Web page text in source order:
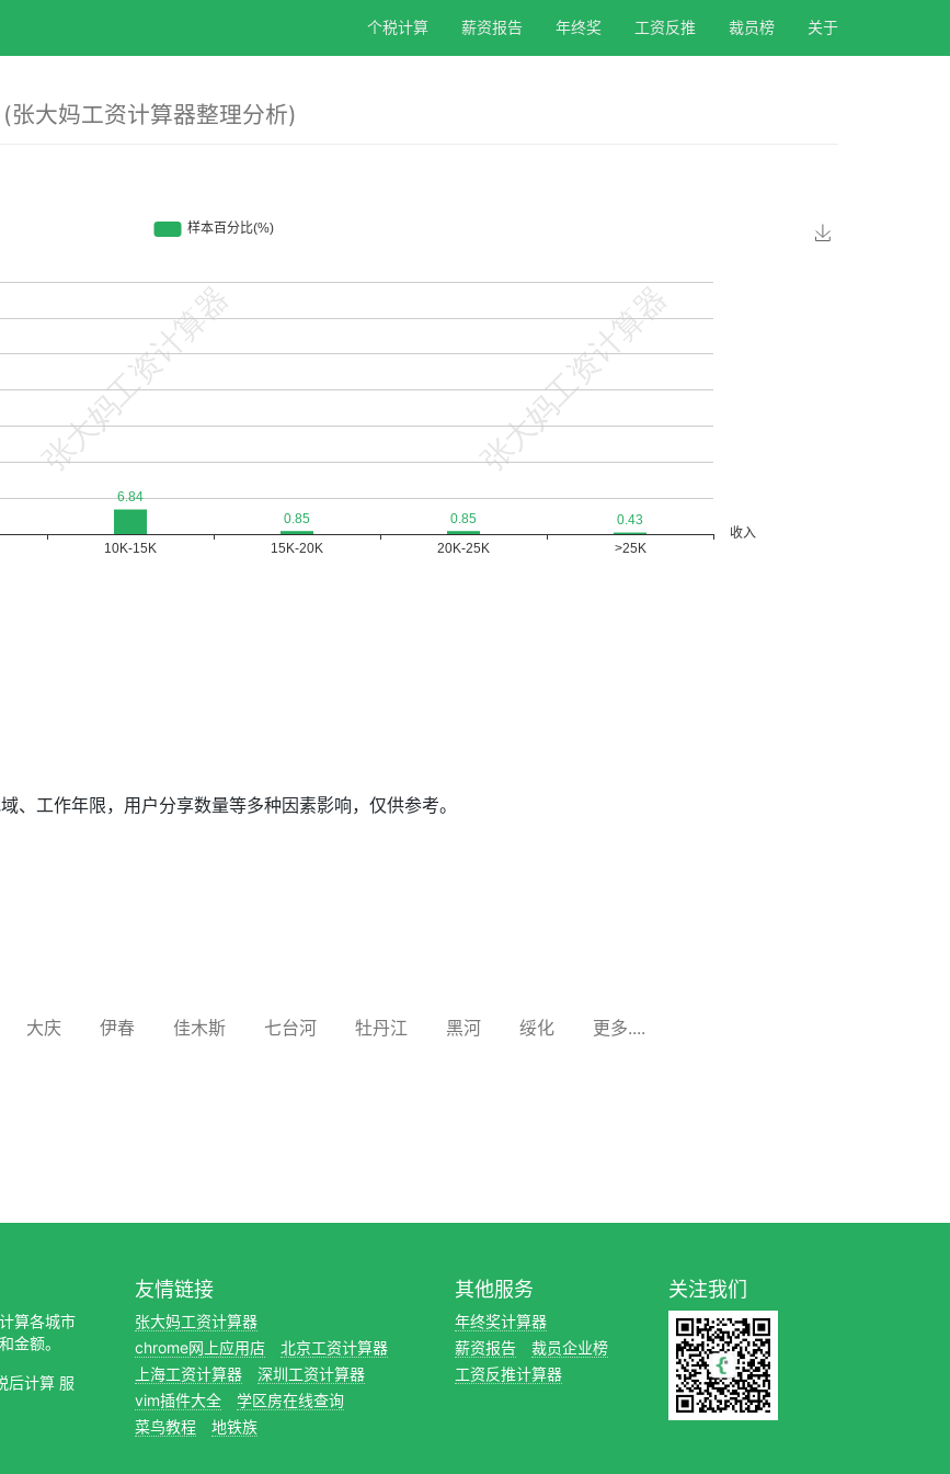
个税计算 薪资报告 年终奖 工资反推 裁员榜 关于
(张大妈工资计算器整理分析)
、工作年限，用户分享数量等多种因素影响，仅供参考。
大庆 伊春 佳木斯 七台河 牡丹江 黑河 绥化 更多....
算各城市
金额。
后计算 服
友情链接
张大妈工资计算器
chrome网上应用店
北京工资计算器
上海工资计算器
深圳工资计算器
vim插件大全
学区房在线查询
菜鸟教程
地铁族
其他服务
年终奖计算器
薪资报告
裁员企业榜
工资反推计算器
关注我们